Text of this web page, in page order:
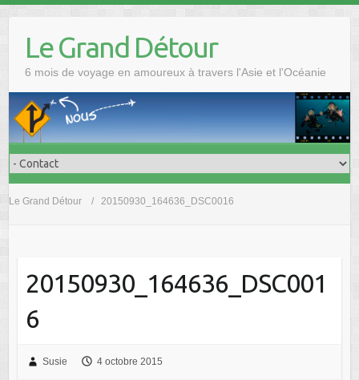
Le Grand Détour
6 mois de voyage en amoureux à travers l'Asie et l'Océanie
Le Grand Détour 20150930_164636_DSC0016
20150930_164636_DSC001
6
Susie 4 octobre 2015